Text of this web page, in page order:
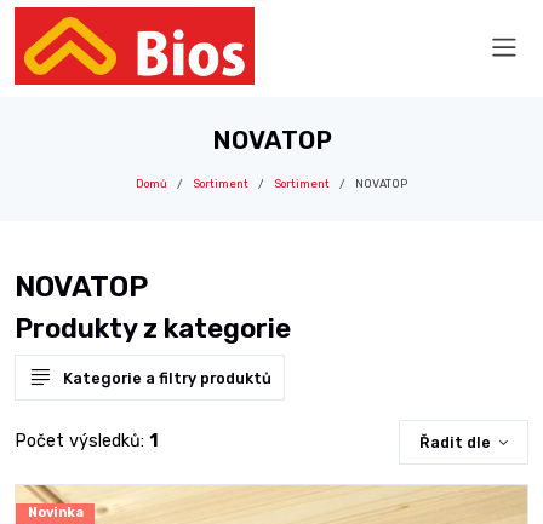
NOVATOP
Domů Sortiment Sortiment NOVATOP
NOVATOP
Produkty z kategorie
Kategorie a filtry produktů
Počet výsledků: 1 Řadit dle
Novinka